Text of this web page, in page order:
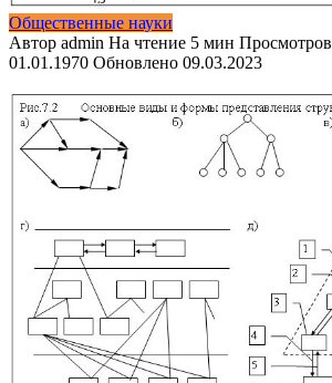
Общественные науки
Автор admin На чтение 5 мин Просмотров
01.01.1970 Обновлено 09.03.2023